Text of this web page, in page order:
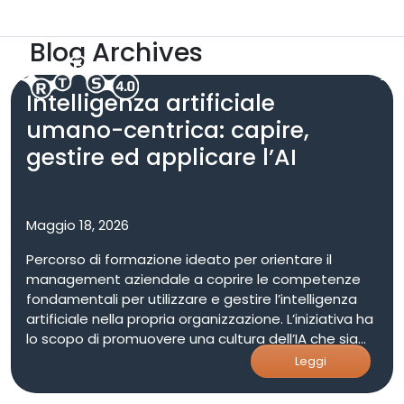
Blog Archives
Intelligenza artificiale
umano-centrica: capire,
gestire ed applicare l’AI
Maggio 18, 2026
Percorso di formazione ideato per orientare il
management aziendale a coprire le competenze
fondamentali per utilizzare e gestire l’intelligenza
artificiale nella propria organizzazione. L’iniziativa ha
lo scopo di promuovere una cultura dell’IA che sia
etica, trasparente e orientata alla centralità della
persona, integrando la tecnologia nei processi
innovativi senza perdere di vista il ruolo umano. Il
Leggi